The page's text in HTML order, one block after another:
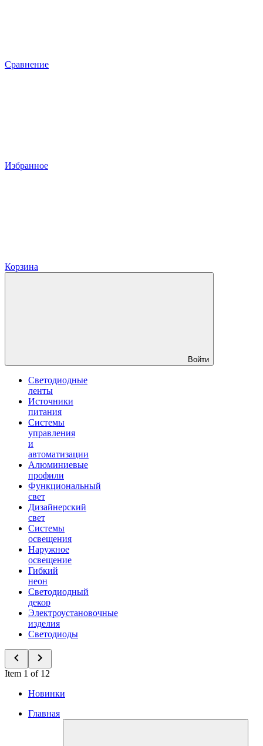
Сравнение
Избранное
Корзина
Войти
Светодиодные
ленты
Источники
питания
Системы
управления
и
автоматизации
Алюминиевые
профили
Функциональный
свет
Дизайнерский
свет
Системы
освещения
Наружное
освещение
Гибкий
неон
Светодиодный
декор
Электроустановочные
изделия
Светодиоды
Item 1 of 12
Новинки
Главная